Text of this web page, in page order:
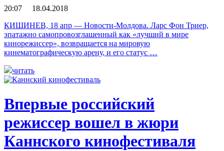
20:07 18.04.2018
КИШИНЕВ, 18 апр — Новости-Молдова. Ларс Фон Триер,
эпатажно самопровозглашенный как «лучший в мире
кинорежиссер», возвращается на мировую
кинематографическую арену, и его статус …
читать
Впервые российский
режиссер вошел в жюри
Каннского кинофестиваля